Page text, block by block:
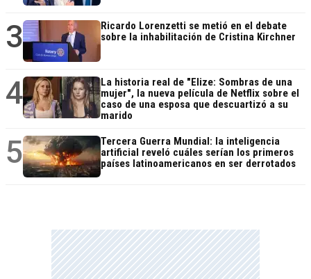
3
Ricardo Lorenzetti se metió en el debate
sobre la inhabilitación de Cristina Kirchner
4
La historia real de "Elize: Sombras de una
mujer", la nueva película de Netflix sobre el
caso de una esposa que descuartizó a su
marido
5
Tercera Guerra Mundial: la inteligencia
artificial reveló cuáles serían los primeros
países latinoamericanos en ser derrotados